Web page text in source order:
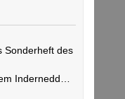
Sonderheft des
Indernedd…